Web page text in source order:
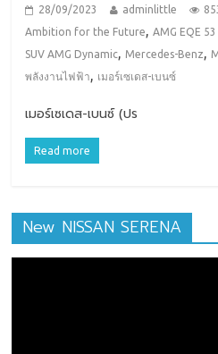
28/09/2023 adminlittle
Ambition for the Future,AMG EQE
SUV AMG Dynamic, Mercedes-Benz,
พลังงานไฟฟ้า, เมอร์เซเดส-เบนซ์
เมอร์เซเดส-เบนซ์ (ปร
Read more
New NISSAN SERENA